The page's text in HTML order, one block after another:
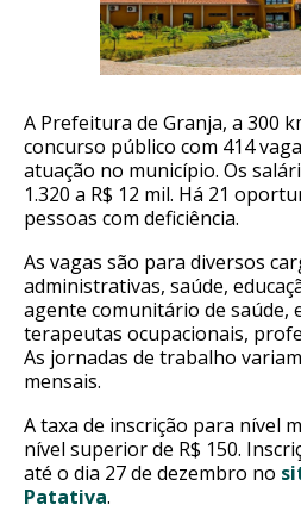
A Prefeitura de Granja, a 300
concurso público com 414
atuação no município. Os
1.320 a R$ 12 mil. Há 21
pessoas com deficiência.
As vagas são para diversos
administrativas, saúde,
agente comunitário de saúde,
terapeutas ocupacionais,
As jornadas de trabalho
mensais.
A taxa de inscrição para nível
nível superior de R$ 150.
até o dia 27 de dezembro no
Patativa.